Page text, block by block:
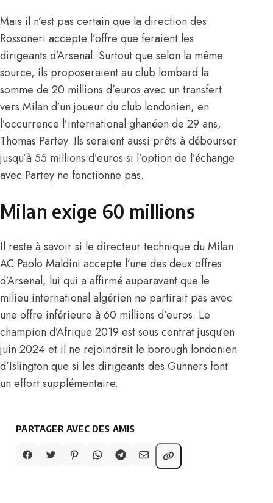
Mais il n’est pas certain que la direction des
Rossoneri accepte l’offre que feraient les
dirigeants d’Arsenal. Surtout que selon la même
source, ils proposeraient au club lombard la
somme de 20 millions d’euros avec un transfert
vers Milan d’un joueur du club londonien, en
l’occurrence l’international ghanéen de 29 ans,
Thomas Partey. Ils seraient aussi prêts à débourser
jusqu’à 55 millions d’euros si l’option de l’échange
avec Partey ne fonctionne pas.
Milan exige 60 millions
Il reste à savoir si le directeur technique du Milan
AC Paolo Maldini accepte l’une des deux offres
d’Arsenal, lui qui a affirmé auparavant que le
milieu international algérien ne partirait pas avec
une offre inférieure à 60 millions d’euros. Le
champion d’Afrique 2019 est sous contrat jusqu’en
juin 2024 et il ne rejoindrait le borough londonien
d’Islington que si les dirigeants des Gunners font
un effort supplémentaire.
PARTAGER AVEC DES AMIS